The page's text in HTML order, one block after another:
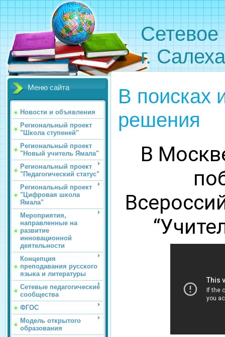
Сетевое
г.
Меню сайта
Новости и объявления
Региональный проект
"Школа ступеней"
Региональный проект
"Новый учитель Ямала"
Региональный проект
"Педагогический статус"
Региональный проект
"Цифровая школа
Ямала"
Мероприятия,
направленные на
развитие
инновационной
деятельности
Концепция
преподавания русского
языка и литературы
Сетевые педагогические
сообщества
ФГОС
Модель открытого
образования
В поисках
решения
В